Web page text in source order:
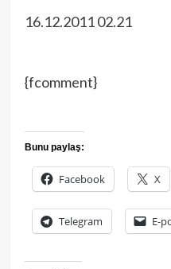
16.12.2011 02.21
{fcomment}
Bunu paylaş:
Facebook X
Telegram E-